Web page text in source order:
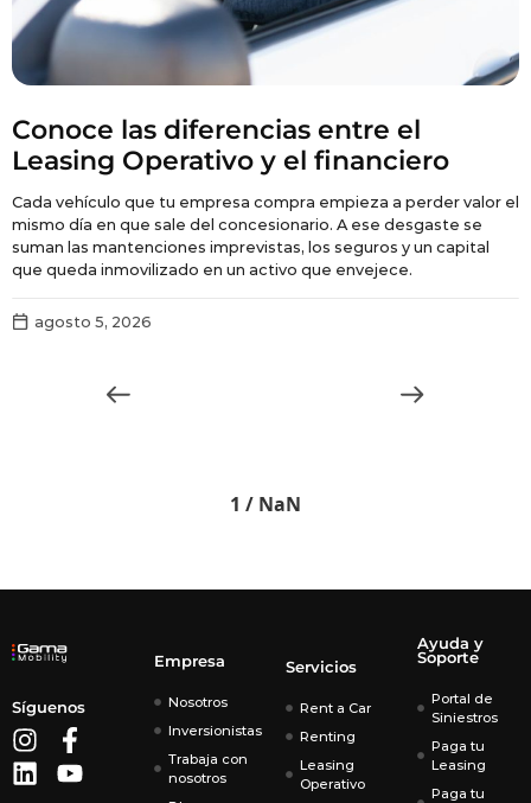
Conoce las diferencias entre el
Leasing Operativo y el financiero
Cada vehículo que tu empresa compra empieza a perder valor el
mismo día en que sale del concesionario. A ese desgaste se
suman las mantenciones imprevistas, los seguros y un capital
que queda inmovilizado en un activo que envejece.
agosto 5, 2026
1 / NaN
Síguenos
Empresa
Nosotros
Inversionistas
Trabaja con
nosotros
Servicios
Rent a Car
Renting
Leasing
Operativo
Ayuda y
Soporte
Portal de
Siniestros
Paga tu
Leasing
Paga tu